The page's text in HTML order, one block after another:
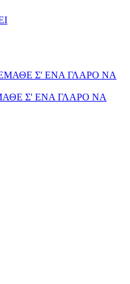
Σ' ΕΝΑ ΓΛΑΡΟ ΝΑ